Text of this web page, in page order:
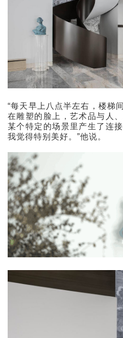
“每天早上八点半左右，楼梯
在雕塑的脸上，艺术品与人
某个特定的场景里产生了连
我觉得特别美好。”他说。